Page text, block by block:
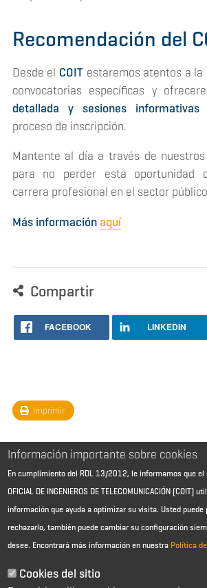
Recomendación del
Desde el COITestaremos atentos a la
convocatorias específicas y
detallada y sesiones informativas
proceso de inscripción.
Mantente al día a través de nuestros
para no perder esta oportunidad
carrera profesional en el sector
Más información aquí
Compartir
FACEBOOK LINKEDIN
Imprimir
Aviso Legal - Información general
Política de cookies
Información importante sobre cookies
En cumplimiento del RDL 13/2012, le informamos que el
OFICIAL DE INGENIEROS DE TELECOMUNICACIÓN
información que ayuda a optimizar su visita. Usted
rechazarlo, también puede cambiar su configuración
desee. Encontrará más información en nuestra Política
Cookies del sitio